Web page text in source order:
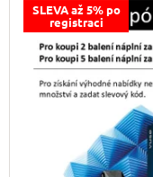
SLEVA až 5% po
registraci